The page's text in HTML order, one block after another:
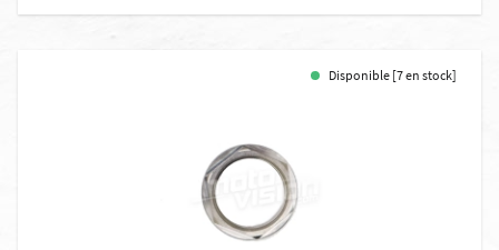
Disponible [7 en stock]